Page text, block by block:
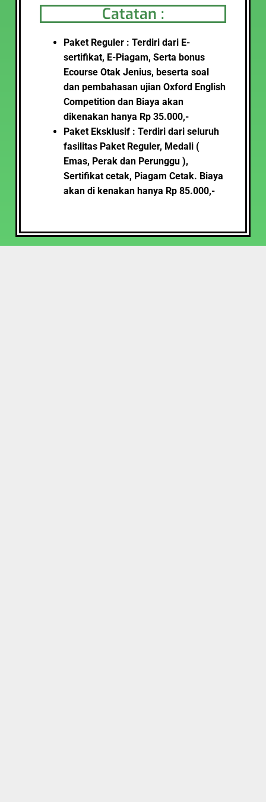
Catatan :
Paket Reguler : Terdiri dari E-
sertifikat, E-Piagam, Serta bonus
Ecourse Otak Jenius, beserta soal
dan pembahasan ujian Oxford English
Competition dan Biaya akan
dikenakan hanya Rp 35.000,-
Paket Eksklusif : Terdiri dari seluruh
fasilitas Paket Reguler, Medali (
Emas, Perak dan Perunggu ),
Sertifikat cetak, Piagam Cetak. Biaya
akan di kenakan hanya Rp 85.000,-